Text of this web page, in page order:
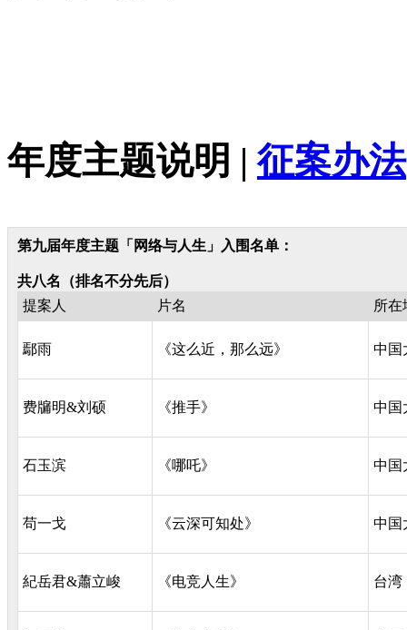
年度主题说明 |征案办法
第九届年度主题「网络与人生」入围名单：
共八名（排名不分先后）
提案人
片名 所在
鄢雨 《这么近，那么远》 中国
费牖明&刘硕 《推手》 中国
石玉滨 《哪吒》 中国
苟一戈 《云深可知处》 中国
紀岳君&蕭立峻 《电竞人生》 台湾